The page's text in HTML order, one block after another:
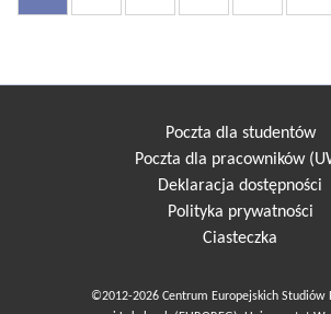
Poczta dla studentów
Poczta dla pracowników
Deklaracja dostępności
Polityka prywatności
Ciasteczka
©2012-2026 Centrum Europejskich Studiów